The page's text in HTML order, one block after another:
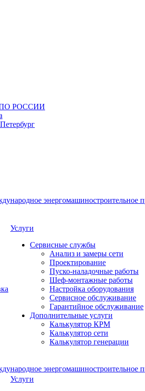
РОССИИ
Услуги
Сервисные службы
Анализ и замеры сети
Проектирование
Пуско-наладочные работы
Шеф-монтажные работы
Настройка оборудования
Сервисное обслуживание
Гарантийное обслуживание
Дополнительные услуги
Калькулятор КРМ
Калькулятор сети
Калькулятор генерации
Услуги